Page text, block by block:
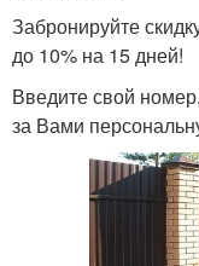
Забронируйте
до 10% на 15 дней!
Введите свой
за Вами